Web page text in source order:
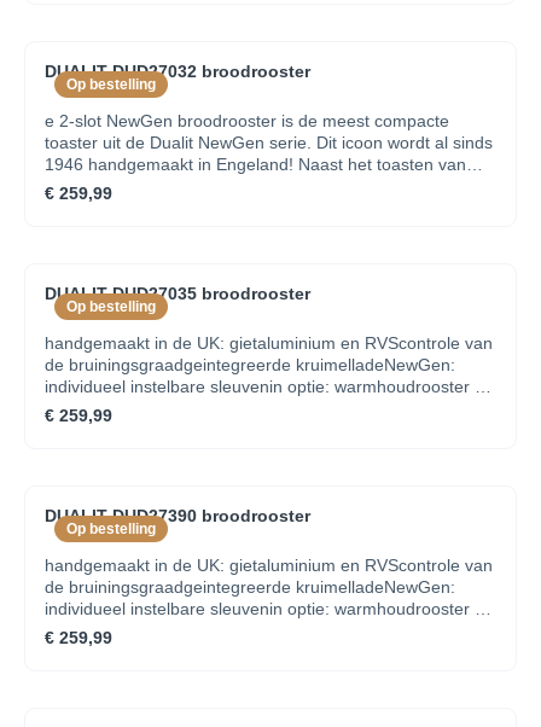
Op bestelling
DUALIT DUD27032 broodrooster
e 2-slot NewGen broodrooster is de meest compacte
toaster uit de Dualit NewGen serie. Dit icoon wordt al sinds
1946 handgemaakt in Engeland! Naast het toasten van
brood, is de toaster uitgerust met een ontdooistand en een
speciale bagelstand waarbij de bagels alleen aan de
€ 259,99
Op bestelling
DUALIT DUD27035 broodrooster
handgemaakt in de UK: gietaluminium en RVScontrole van
de bruiningsgraadgeintegreerde kruimelladeNewGen:
individueel instelbare sleuvenin optie: warmhoudrooster en
tostiklem
€ 259,99
Op bestelling
DUALIT DUD27390 broodrooster
handgemaakt in de UK: gietaluminium en RVScontrole van
de bruiningsgraadgeintegreerde kruimelladeNewGen:
individueel instelbare sleuvenin optie: warmhoudrooster en
tostiklem
€ 259,99